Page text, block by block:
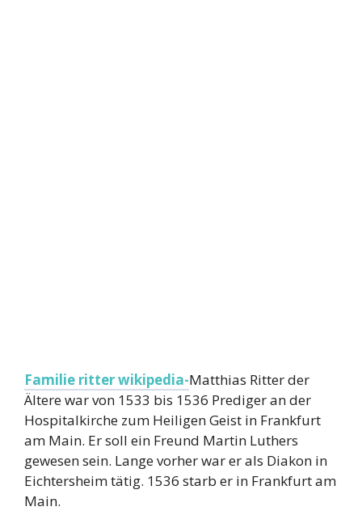
Familie ritter wikipedia-Matthias Ritter der
Ältere war von 1533 bis 1536 Prediger an der
Hospitalkirche zum Heiligen Geist in Frankfurt
am Main. Er soll ein Freund Martin Luthers
gewesen sein. Lange vorher war er als Diakon in
Eichtersheim tätig. 1536 starb er in Frankfurt am
Main.